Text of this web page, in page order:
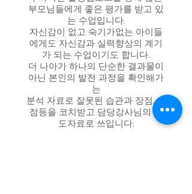
부모님들에게 좋은 평가를 받고 있
는 수업입니다.
​자신감이 없고 숙기가없는 아이들
에게도 자신감과 실력향상의 계기
가 되는 수업이기도 합니다.
더 나아가 하나의 단순한 결과물이
아닌 본인의 발전 과정을 확인해가
는
분석 자료로 잘못된 습관과 장점, 단
점등을 코치받고 담당강사님의 지
도자료로 쓰입니다.